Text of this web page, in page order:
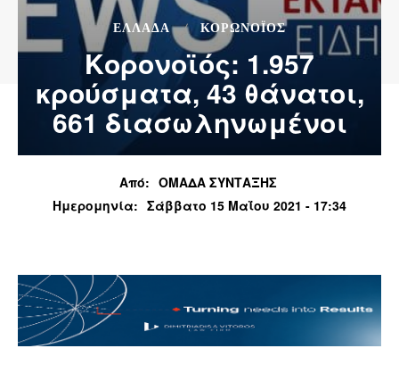
ΕΛΛΆΔΑ ΚΟΡΩΝΟΪΌΣ
Κορονοϊός: 1.957
κρούσματα, 43 θάνατοι,
661 διασωληνωμένοι
Από: ΟΜΑΔΑ ΣΥΝΤΑΞΗΣ
Ημερομηνία: Σάββατο 15 Μαΐου 2021 - 17:34